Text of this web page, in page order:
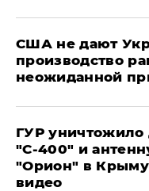
США не дают
производство
неожиданной
ГУР уничтожило
"С‑400" и
"Орион" в Крыму
видео